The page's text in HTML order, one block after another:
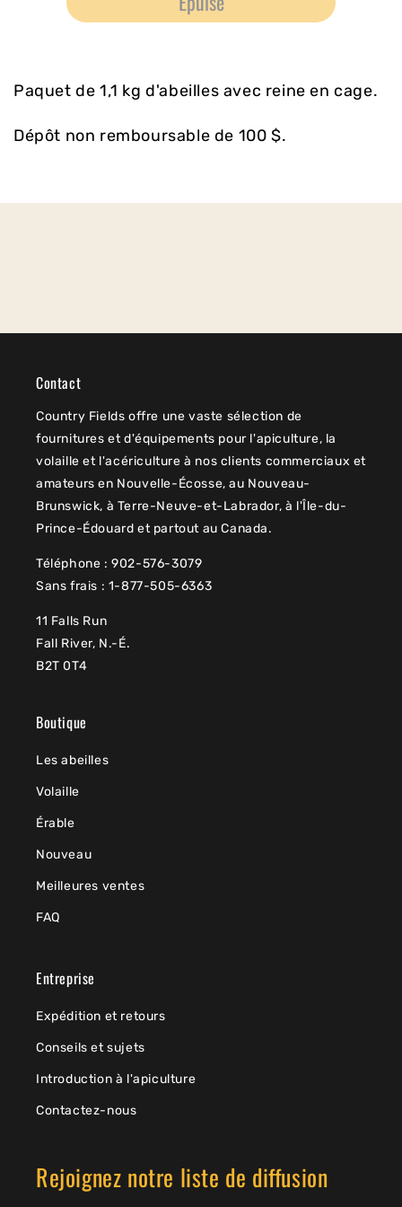
Acompte
abeilles
2024
Acompte
abeilles
2024
Paquet de 1,1 kg d'abeilles avec reine en cage.
Dépôt non remboursable de 100 $.
Contact
Country Fields offre une vaste sélection de
fournitures et d'équipements pour l'apiculture, la
volaille et l'acériculture à nos clients commerciaux et
amateurs en Nouvelle-Écosse, au Nouveau-
Brunswick, à Terre-Neuve-et-Labrador, à l'Île-du-
Prince-Édouard et partout au Canada.
Téléphone : 902-576-3079
Sans frais : 1-877-505-6363
11 Falls Run
Fall River, N.-É.
B2T 0T4
Boutique
Les abeilles
Volaille
Érable
Nouveau
Meilleures ventes
FAQ
Entreprise
Expédition et retours
Conseils et sujets
Introduction à l'apiculture
Contactez-nous
Rejoignez notre liste de diffusion